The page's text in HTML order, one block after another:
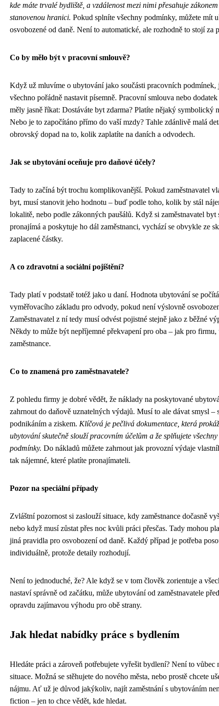
kde máte trvalé bydliště, a vzdálenost mezi nimi přesahuje zákonem
stanovenou hranici. Pokud splníte všechny podmínky, můžete mít
osvobozené od daně. Není to automatické, ale rozhodně to stojí za
Co by mělo být v pracovní smlouvě?
Když už mluvíme o ubytování jako součásti pracovních podmínek,
všechno pořádně nastavit písemně. Pracovní smlouva nebo
měly jasně říkat: Dostáváte byt zdarma? Platíte nějaký symbolický
Nebo je to započítáno přímo do vaší mzdy? Tahle zdánlivě malá
obrovský dopad na to, kolik zaplatíte na daních a odvodech.
Jak se ubytování oceňuje pro daňové účely?
Tady to začíná být trochu komplikovanější. Pokud zaměstnavatel
byt, musí stanovit jeho hodnotu – buď podle toho, kolik by stál
lokalitě, nebo podle zákonných paušálů. Když si zaměstnavatel byt
pronajímá a poskytuje ho dál zaměstnanci, vychází se obvykle ze
zaplacené částky.
A co zdravotní a sociální pojištění?
Tady platí v podstatě totéž jako u daní. Hodnota ubytování se
vyměřovacího základu pro odvody, pokud není výslovně
Zaměstnavatel z ní tedy musí odvést pojistné stejně jako z běžné
Někdy to může být nepříjemné překvapení pro oba – jak pro firmu,
zaměstnance.
Co to znamená pro zaměstnavatele?
Z pohledu firmy je dobré vědět, že náklady na poskytované
zahrnout do daňově uznatelných výdajů. Musí to ale dávat smysl –
podnikáním a ziskem. Klíčová je pečlivá dokumentace, která
ubytování skutečně slouží pracovním účelům a že splňujete všechny
podmínky. Do nákladů můžete zahrnout jak provozní výdaje
tak nájemné, které platíte pronajímateli.
Pozor na speciální případy
Zvláštní pozornost si zaslouží situace, kdy zaměstnance dočasně
nebo když musí zůstat přes noc kvůli práci přesčas. Tady mohou
jiná pravidla pro osvobození od daně. Každý případ je potřeba
individuálně, protože detaily rozhodují.
Není to jednoduché, že? Ale když se v tom člověk zorientuje a
nastaví správně od začátku, může ubytování od zaměstnavatele
opravdu zajímavou výhodu pro obě strany.
Jak hledat nabídky práce s bydlením
Hledáte práci a zároveň potřebujete vyřešit bydlení? Není to vůbec
situace. Možná se stěhujete do nového města, nebo prostě chcete
nájmu. Ať už je důvod jakýkoliv, najít zaměstnání s ubytováním
fiction – jen to chce vědět, kde hledat.